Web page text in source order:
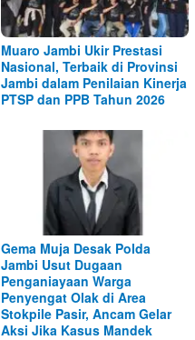
Muaro Jambi Ukir Prestasi
Nasional, Terbaik di Provinsi
Jambi dalam Penilaian Kinerja
PTSP dan PPB Tahun 2026
Gema Muja Desak Polda
Jambi Usut Dugaan
Penganiayaan Warga
Penyengat Olak di Area
Stokpile Pasir, Ancam Gelar
Aksi Jika Kasus Mandek